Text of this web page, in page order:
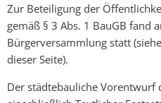
Zur Beteiligung der
gemäß § 3 Abs. 1 BauGB fand
Bürgerversammlung statt
dieser Seite).
Der städtebauliche Vorentwurf